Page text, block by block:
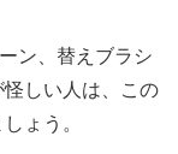
ン、替えブラシ
しい人は、この
ょう。